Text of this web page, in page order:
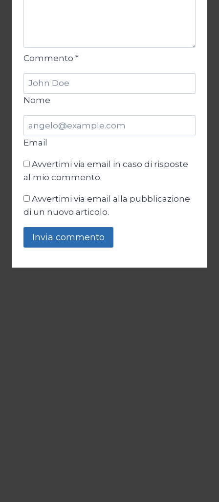
Commento *
Nome
Email
Avvertimi via email in caso di risposte
al mio commento.
Avvertimi via email alla pubblicazione
di un nuovo articolo.